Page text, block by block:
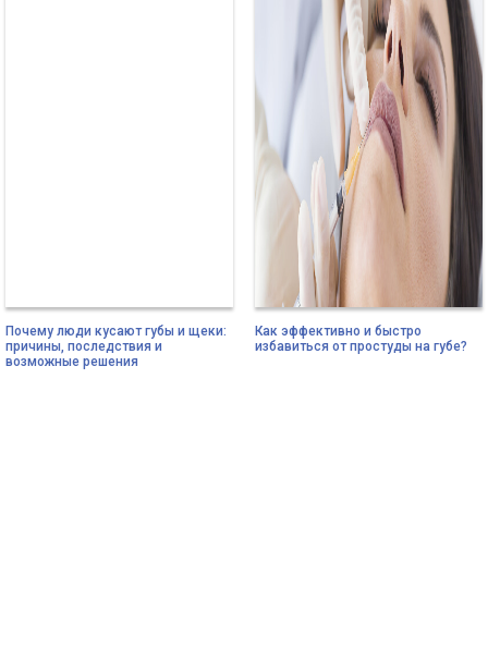
Почему люди кусают губы и щеки:
причины, последствия и
возможные решения
Как эффективно и быстро
избавиться от простуды на губе?